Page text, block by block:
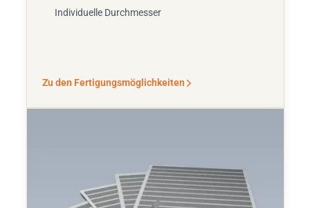
Individuelle Durchmesser
Zu den Fertigungsmöglichkeiten